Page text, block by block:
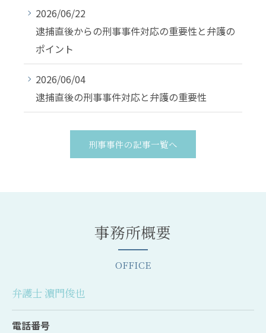
2026/06/22
逮捕直後からの刑事事件対応の重要性と弁護の
ポイント
2026/06/04
逮捕直後の刑事事件対応と弁護の重要性
刑事事件の記事一覧へ
事務所概要
OFFICE
弁護士 濵門俊也
電話番号